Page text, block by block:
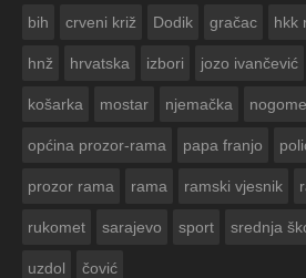
bih crveni križ Dodik gračac hkk
hnž hrvatska izbori jozo ivančević
košarka mostar njemačka
općina prozor-rama papa franjo
prozor rama rama ramski vjesnik
rukomet sarajevo sport srednja
uzdol čović